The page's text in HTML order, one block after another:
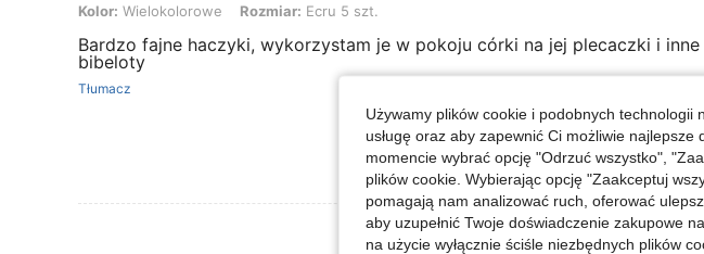
Kolor: Wielokolorowe, Rozmiar: Ecru 5 szt.
Kolor: Wielokolorowe Rozmiar: Ecru 5 szt.
Bardzo fajne haczyki, wykorzystam je w pokoju córki na jej plecaczki i inne
bibeloty
Tłumacz
Zobacz Więcej Opinii
Używamy plików cookie i podobnych
usługę oraz aby zapewnić Ci możliwie
momencie wybrać opcję "Odrzuć wszystko",
plików cookie. Wybierając opcję "Zaakceptuj
pomagają nam analizować ruch, oferować
aby uzupełnić Twoje doświadczenie zakupowe
na użycie wyłącznie ściśle niezbędnych plików